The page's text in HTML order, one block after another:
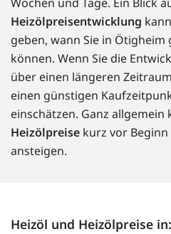
Heizölpreisentwicklung
geben, wann Sie in Ötigheim
können. Wenn Sie die
über einen längeren
einen günstigen
einschätzen. Ganz allgemein
Heizölpreise kurz vor
ansteigen.
Heizöl und Heizölpreise in: